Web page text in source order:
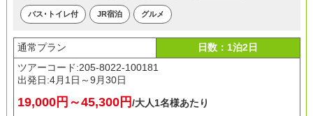
バス･トイレ付 JR宿泊 グルメ
通常プラン
日数：1泊2日
ツアーコード:205-8022-100181
出発日:4月1日～9月30日
19,000円～45,300円/大人1名様あたり